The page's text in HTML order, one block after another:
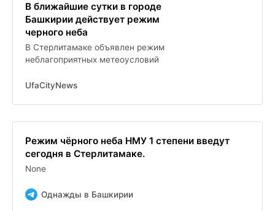
В ближайшие сутки в городе
Башкирии действует режим
черного неба
В Стерлитамаке объявлен режим
неблагоприятных метеоусловий
UfaCityNews
Режим чёрного неба НМУ 1 степени введут
сегодня в Стерлитамаке.
None
Однажды в Башкирии